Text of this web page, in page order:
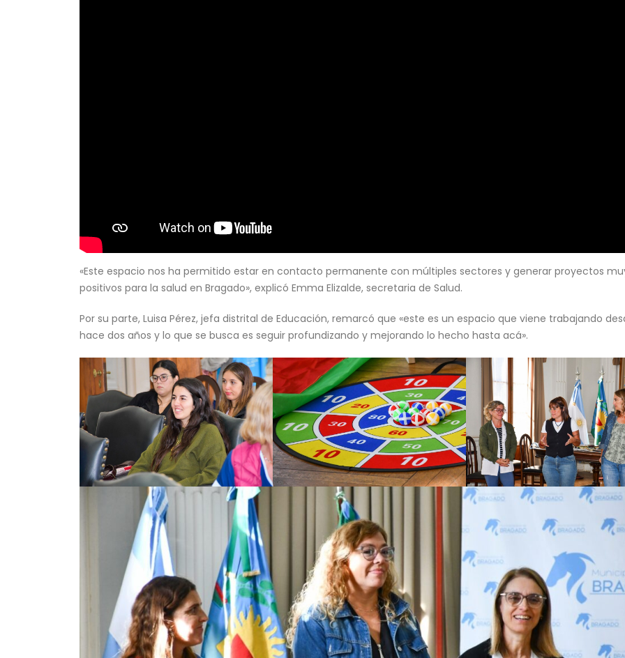
«Este espacio nos ha permitido estar en contacto permanente con múltiples sectores y generar proyectos
positivos para la salud en Bragado», explicó Emma Elizalde, secretaria de Salud.
Por su parte, Luisa Pérez, jefa distrital de Educación, remarcó que «este es un espacio que viene trabajando
hace dos años y lo que se busca es seguir profundizando y mejorando lo hecho hasta acá».